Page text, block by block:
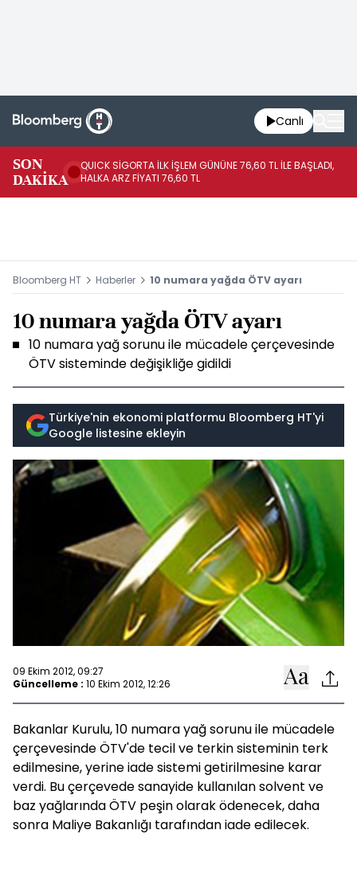
Canlı
SON
DAKİKA
QUICK SİGORTA İLK İŞLEM GÜNÜNE 76,60 TL İLE BAŞLADI,
HALKA ARZ FİYATI 76,60 TL
Bloomberg HT Haberler 10 numara yağda ÖTV ayarı
10 numara yağda ÖTV ayarı
10 numara yağ sorunu ile mücadele çerçevesinde
ÖTV sisteminde değişikliğe gidildi
Türkiye'nin ekonomi platformu Bloomberg HT'yi
Google listesine ekleyin
09 Ekim 2012, 09:27
Güncelleme : 10 Ekim 2012, 12:26
Bakanlar Kurulu, 10 numara yağ sorunu ile mücadele
çerçevesinde ÖTV'de tecil ve terkin sisteminin terk
edilmesine, yerine iade sistemi getirilmesine karar
verdi. Bu çerçevede sanayide kullanılan solvent ve
baz yağlarında ÖTV peşin olarak ödenecek, daha
sonra Maliye Bakanlığı tarafından iade edilecek.